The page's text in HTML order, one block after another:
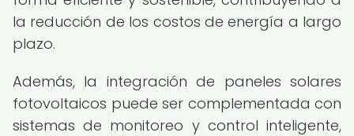
la reducción de los costos de energía a largo
plazo.
Además, la integración de paneles solares
fotovoltaicos puede ser complementada con
sistemas de monitoreo y control inteligente,